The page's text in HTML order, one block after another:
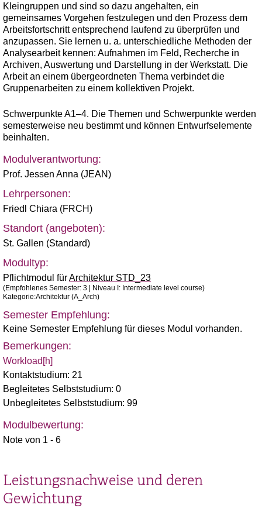
Kleingruppen und sind so dazu angehalten, ein
gemeinsames Vorgehen festzulegen und den Prozess dem
Arbeitsfortschritt entsprechend laufend zu überprüfen und
anzupassen. Sie lernen u. a. unterschiedliche Methoden der
Analysearbeit kennen: Aufnahmen im Feld, Recherche in
Archiven, Auswertung und Darstellung in der Werkstatt. Die
Arbeit an einem übergeordneten Thema verbindet die
Gruppenarbeiten zu einem kollektiven Projekt.
Schwerpunkte A1–4. Die Themen und Schwerpunkte werden
semesterweise neu bestimmt und können Entwurfselemente
beinhalten.
Modulverantwortung:
Prof. Jessen Anna (JEAN)
Lehrpersonen:
Friedl Chiara (FRCH)
Standort (angeboten):
St. Gallen (Standard)
Modultyp:
Pflichtmodul fürArchitektur STD_23
(Empfohlenes Semester: 3 | Niveau I: Intermediate level course)
Kategorie:Architektur (A_Arch)
Semester Empfehlung:
Keine Semester Empfehlung für dieses Modul vorhanden.
Bemerkungen:
Workload[h]
Kontaktstudium: 21
Begleitetes Selbststudium: 0
Unbegleitetes Selbststudium: 99
Modulbewertung:
Note von 1 - 6
Leistungsnachweise und deren
Gewichtung